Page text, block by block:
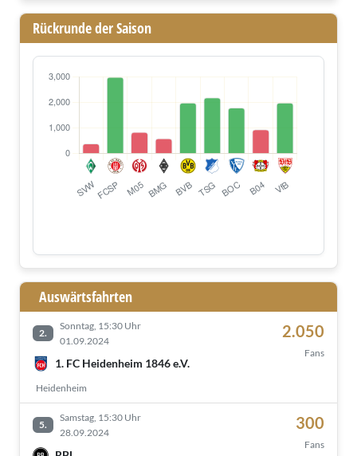
Rückrunde der Saison
Auswärtsfahrten
2.
Sonntag, 15:30 Uhr
01.09.2024
1. FC Heidenheim 1846 e.V.
Heidenheim
2.050
Fans
5.
Samstag, 15:30 Uhr
28.09.2024
300
Fans